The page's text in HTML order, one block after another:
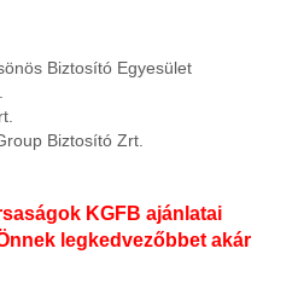
Biztosító Egyesület
Biztosító Zrt.
KGFB ajánlatai
legkedvezőbbet akár